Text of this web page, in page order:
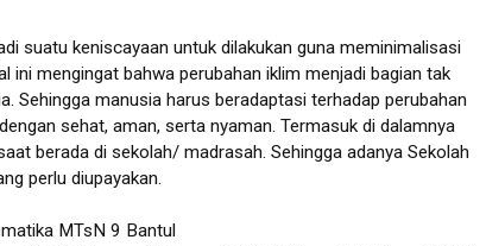
suatu keniscayaan untuk dilakukan guna meminimalisasi
ini mengingat bahwa perubahan iklim menjadi bagian tak
Sehingga manusia harus beradaptasi terhadap perubahan
sehat, aman, serta nyaman. Termasuk di dalamnya
berada di sekolah/ madrasah. Sehingga adanya Sekolah
perlu diupayakan.
MTsN 9 Bantul